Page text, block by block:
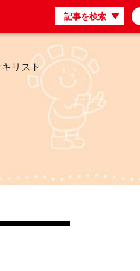
記事を検索
リスト